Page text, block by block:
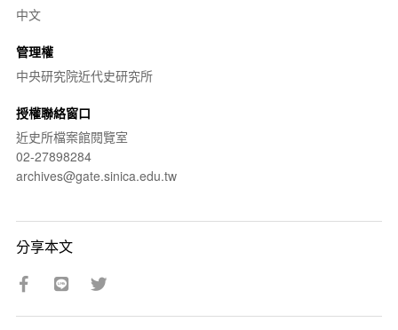
中文
管理權
中央研究院近代史研究所
授權聯絡窗口
近史所檔案館閱覽室
02-27898284
archives@gate.sinica.edu.tw
分享本文